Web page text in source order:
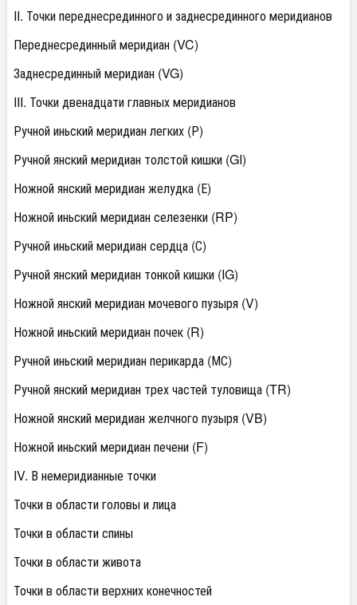
II. Точки переднесрединного и заднесрединного меридианов
Переднесрединный меридиан (VC)
Заднесрединный меридиан (VG)
III. Точки двенадцати главных меридианов
Ручной иньский меридиан легких (Р)
Ручной янский меридиан толстой кишки (GI)
Ножной янский меридиан желудка (Е)
Ножной иньский меридиан селезенки (RP)
Ручной иньский меридиан сердца (С)
Ручной янский меридиан тонкой кишки (IG)
Ножной янский меридиан мочевого пузыря (V)
Ножной иньский меридиан почек (R)
Ручной иньский меридиан перикарда (МС)
Ручной янский меридиан трех частей туловища (TR)
Ножной янский меридиан желчного пузыря (VB)
Ножной иньский меридиан печени (F)
IV. В немеридианные точки
Точки в области головы и лица
Точки в области спины
Точки в области живота
Точки в области верхних конечностей